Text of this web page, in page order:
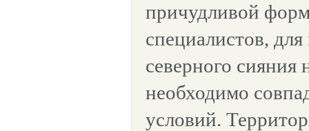
причудливой
специалистов,
северного сияния
необходимо
условий.